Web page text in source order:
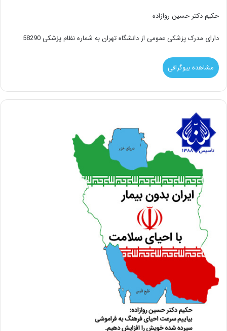
حکیم دکتر حسین روازاده
دارای مدرک پزشکی عمومی از دانشگاه تهران به شماره نظام پزشکی 58290
مشاهده بیوگرافی